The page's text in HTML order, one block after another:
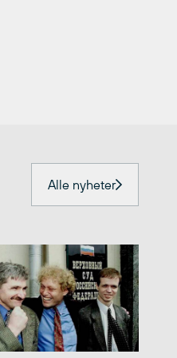
Alle nyheter